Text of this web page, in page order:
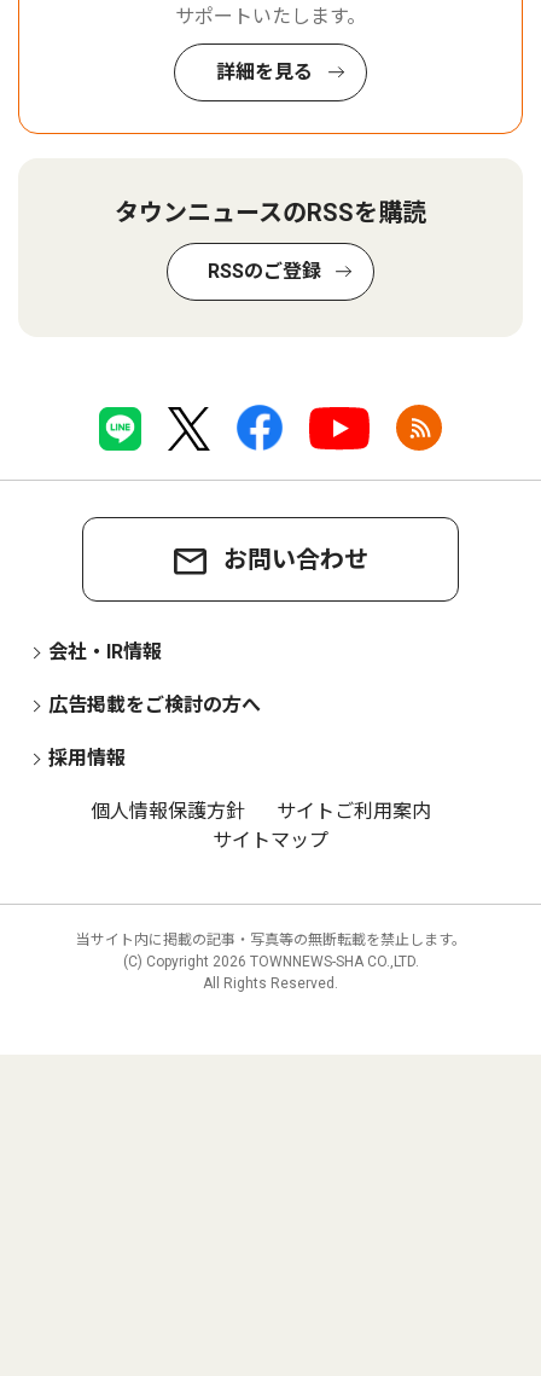
サポートいたします。
詳細を見る
タウンニュースのRSSを購読
RSSのご登録
お問い合わせ
会社・IR情報
広告掲載をご検討の方へ
採用情報
個人情報保護方針
サイトご利用案内
サイトマップ
当サイト内に掲載の記事・写真等の無断転載を禁止します。
(C) Copyright 2026 TOWNNEWS-SHA CO.,LTD.
All Rights Reserved.